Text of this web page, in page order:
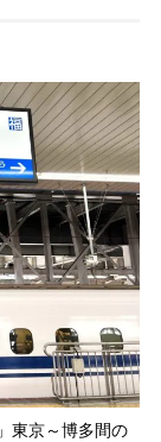
東京～博多間の